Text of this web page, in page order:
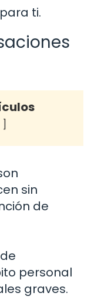
ti.
sin
de
personal
graves.